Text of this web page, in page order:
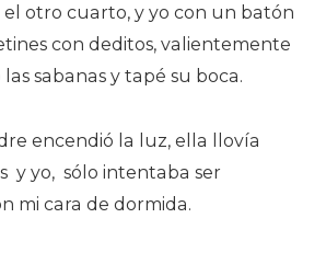
otro cuarto, y yo con un batón
con deditos, valientemente
sabanas y tapé su boca.
encendió la luz, ella llovía
y yo, sólo intentaba ser
mi cara de dormida.